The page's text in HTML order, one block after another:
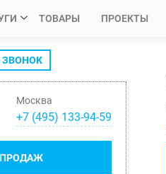
ТОВАРЫ ПРОЕКТЫ
ЗВОНОК
Москва
+7 (495) 133-94-59
ПРОДАЖ